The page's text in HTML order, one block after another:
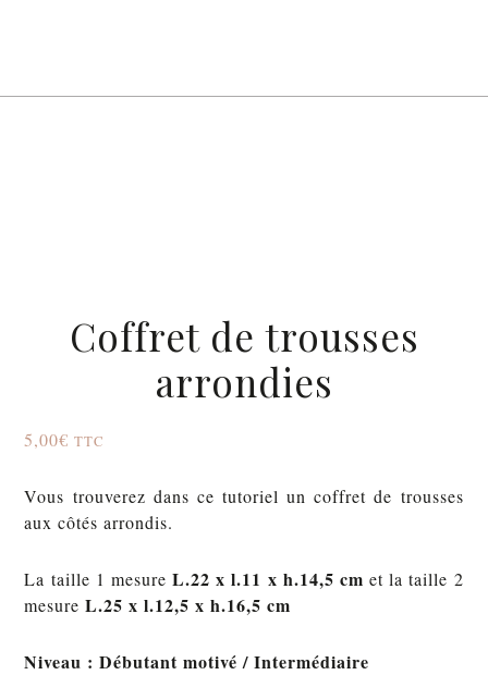
Coffret de trousses
arrondies
5,00€ TTC
Vous trouverez dans ce tutoriel un coffret de trousses
aux côtés arrondis.
La taille 1 mesureL.22 x l.11 x h.14,5 cmet la taille 2
mesureL.25 x l.12,5 x h.16,5 cm
Niveau : Débutant motivé / Intermédiaire